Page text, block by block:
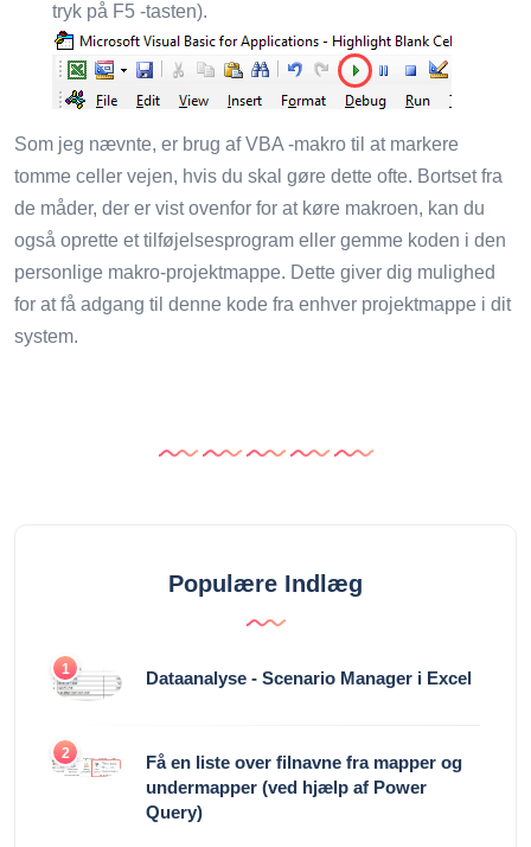
tryk på F5 -tasten).
Som jeg nævnte, er brug af VBA -makro til at markere
tomme celler vejen, hvis du skal gøre dette ofte. Bortset fra
de måder, der er vist ovenfor for at køre makroen, kan du
også oprette et tilføjelsesprogram eller gemme koden i den
personlige makro-projektmappe. Dette giver dig mulighed
for at få adgang til denne kode fra enhver projektmappe i dit
system.
Populære Indlæg
1 Dataanalyse - Scenario Manager i Excel
2
Få en liste over filnavne fra mapper og
undermapper (ved hjælp af Power
Query)